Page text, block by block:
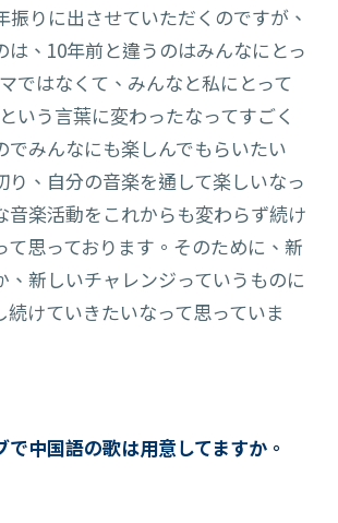
振りに出させていただくのですが 、
は、10年前と違うのはみんなにとっ
ではなくて、 みんなと私にとって
という言葉に変わったなってすごく
でみんなにも楽しんでもらいたい
り、自分の音楽を通して楽しいなっ
音楽活動をこれからも変わらず続け
て思っております。そのために、新
、新しいチャレンジっていうものに
続けていきたいなって思っていま
で中国語の歌は用意してますか。